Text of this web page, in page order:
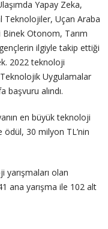
Yapay Zeka,
Uçan Araba
Binek Otonom, Tarım
ilgiyle takip ettiği
2022 teknoloji
Uygulamalar
başvuru alındı.
en büyük teknoloji
ödül, 30 milyon TL’nin
olan
ana yarışma ile 102 alt